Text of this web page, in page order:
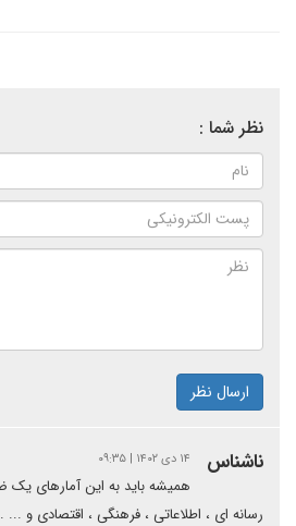
نظر شما :
ارسال نظر
ناشناس ۱۴ دی ۱۴۰۲ | ۰۹:۳۵
همیشه باید به این آمارهای
رسانه ای ، اطلاعاتی ، فرهنگی ، اقتصادی و